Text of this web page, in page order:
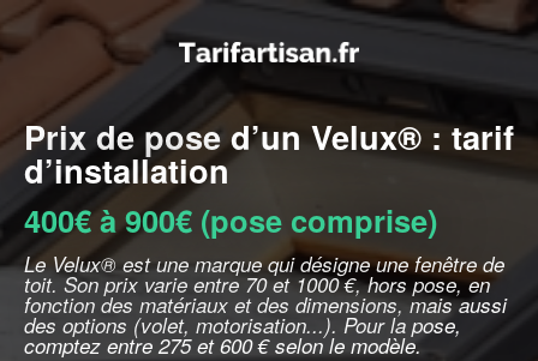
Prix de pose d’un Velux® : tarif
d’installation
400€ à 900€ (pose comprise)
Le Velux® est une marque qui désigne une fenêtre de
toit. Son prix varie entre 70 et 1000 €, hors pose, en
fonction des matériaux et des dimensions, mais aussi
des options (volet, motorisation...). Pour la pose,
comptez entre 275 et 600 € selon le modèle.